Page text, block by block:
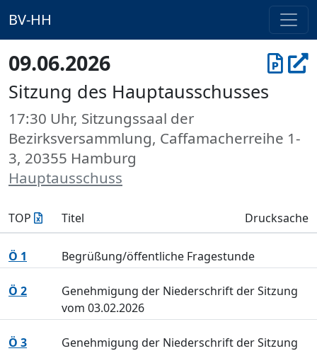
BV-HH
09.06.2026
Sitzung des Hauptausschusses
17:30 Uhr, Sitzungssaal der
Bezirksversammlung, Caffamacherreihe 1-
3, 20355 Hamburg
Hauptausschuss
TOP Titel Drucksache
Ö 1 Begrüßung/öffentliche Fragestunde
Ö 2
Genehmigung der Niederschrift der Sitzung
vom 03.02.2026
Ö 3
Genehmigung der Niederschrift der Sitzung